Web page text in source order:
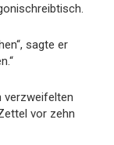
sagte er
verzweifelten
vor zehn